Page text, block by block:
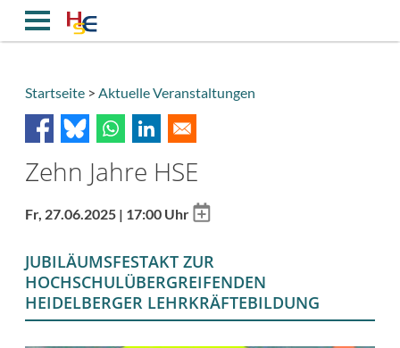
Inhalt
Breadcrumb
Startseite Aktuelle Veranstaltungen
Zehn Jahre HSE
Fr, 27.06.2025 | 17:00 Uhr Add
JUBILÄUMSFESTAKT ZUR
HOCHSCHULÜBERGREIFENDEN
HEIDELBERGER LEHRKRÄFTEBILDUNG